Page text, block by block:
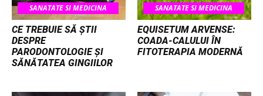
SANATATE SI MEDICINA
CE TREBUIE SĂ ȘTII
DESPRE
PARODONTOLOGIE ȘI
SĂNĂTATEA GINGIILOR
SANATATE SI MEDICINA
EQUISETUM ARVENSE:
COADA-CALULUI ÎN
FITOTERAPIA MODERNĂ